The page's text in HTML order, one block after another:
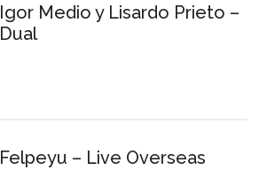
Igor Medio y Lisardo Prieto –
Dual
Felpeyu – Live Overseas